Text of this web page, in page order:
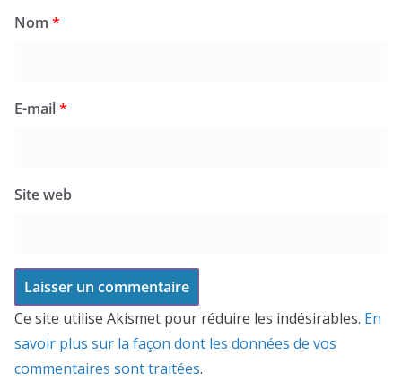
Nom *
E-mail*
Site web
Ce site utilise Akismet pour réduire les indésirables. En
savoir plus sur la façon dont les données de vos
commentaires sont traitées.